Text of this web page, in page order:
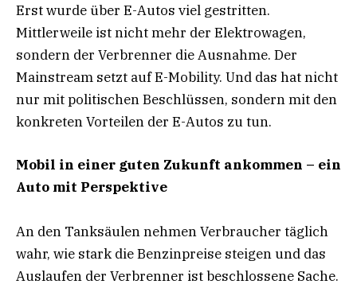
Erst wurde über E-Autos viel gestritten.
Mittlerweile ist nicht mehr der Elektrowagen,
sondern der Verbrenner die Ausnahme. Der
Mainstream setzt auf E-Mobility. Und das hat nicht
nur mit politischen Beschlüssen, sondern mit den
konkreten Vorteilen der E-Autos zu tun.
Mobil in einer guten Zukunft ankommen – ein
Auto mit Perspektive
An den Tanksäulen nehmen Verbraucher täglich
wahr, wie stark die Benzinpreise steigen und das
Auslaufen der Verbrenner ist beschlossene Sache.